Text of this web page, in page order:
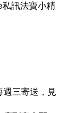
私訊法寶小精
週三寄送，見